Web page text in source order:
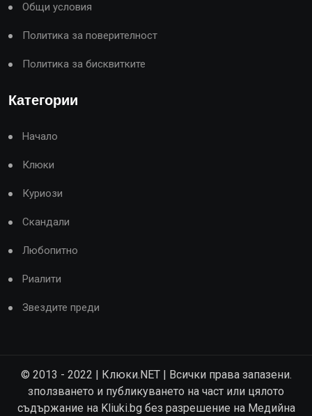
Общи условия
Политика за поверителност
Политика за бисквитките
Категории
Начало
Клюки
Куриози
Скандали
Любопитно
Риалити
Звездите преди
© 2013 - 2022 | Клюки.NET | Всички права запазени.
зползването и публикуването на част или цялото
съдържание на Kliuki.bg без разрешение на Медийна